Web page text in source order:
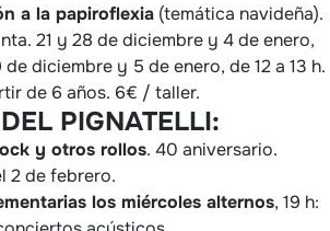
a la papiroflexia (temática navideña).
21 y 28 de diciembre y 4 de enero,
de diciembre y 5 de enero, de 12 a 13 h.
de 6 años. 6€ / taller.
PIGNATELLI:
y otros rollos. 40 aniversario.
2 de febrero.
los miércoles alternos, 19 h: